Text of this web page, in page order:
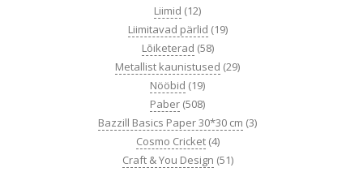
Liimid (12)
Liimitavad pärlid (19)
Lõiketerad (58)
Metallist kaunistused (29)
Nööbid (19)
Paber (508)
Bazzill Basics Paper 30*30 cm (3)
Cosmo Cricket (4)
Craft & You Design (51)